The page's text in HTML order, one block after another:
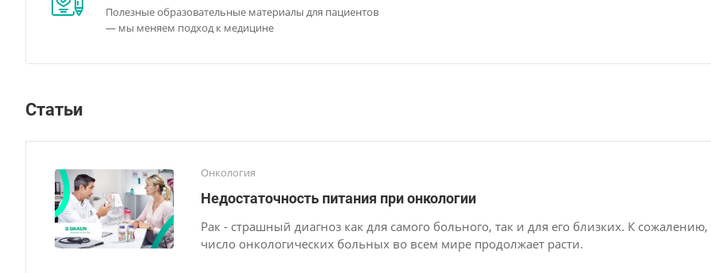
Полезные образовательные материалы для пациентов
— мы меняем подход к медицине
Статьи
Онкология
Недостаточность питания при онкологии
Рак - страшный диагноз как для самого больного, так и для его близких. К сожалению,
число онкологических больных во всем мире продолжает расти.